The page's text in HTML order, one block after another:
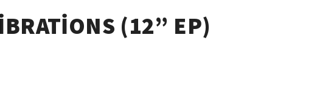
(12” EP)